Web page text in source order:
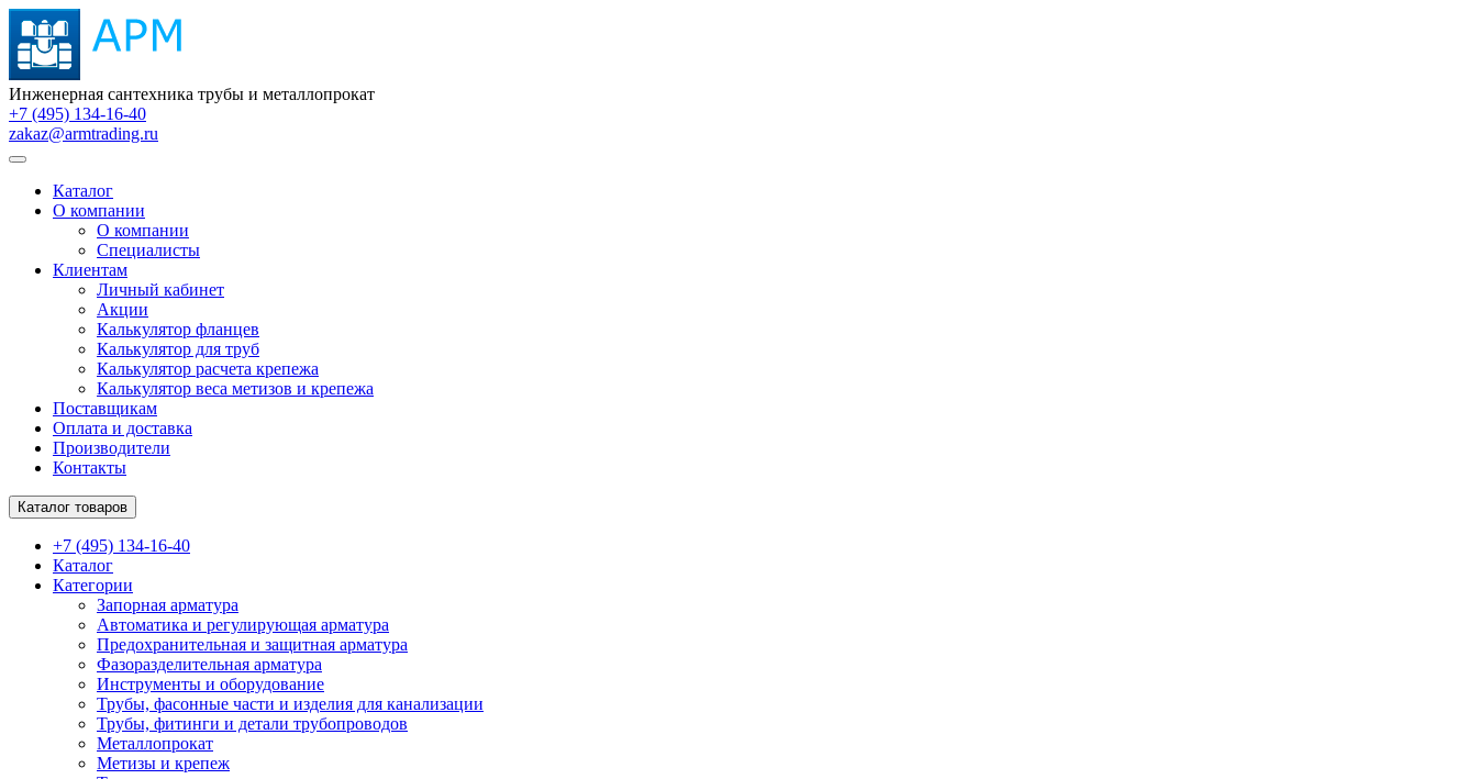
Инженерная сантехника трубы и металлопрокат
+7 (495) 134-16-40
zakaz@armtrading.ru
Каталог
О компании
О компании
Специалисты
Клиентам
Личный кабинет
Акции
Калькулятор фланцев
Калькулятор для труб
Калькулятор расчета крепежа
Калькулятор веса метизов и крепежа
Поставщикам
Оплата и доставка
Производители
Контакты
Каталог товаров
+7 (495) 134-16-40
Каталог
Категории
Запорная арматура
Автоматика и регулирующая арматура
Предохранительная и защитная арматура
Фазоразделительная арматура
Инструменты и оборудование
Трубы, фасонные части и изделия для канализации
Трубы, фитинги и детали трубопроводов
Металлопрокат
Метизы и крепеж